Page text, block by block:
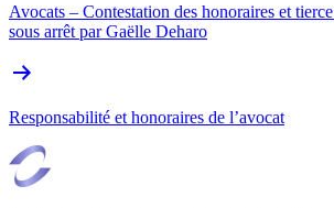
Avocats – Contestation des honoraires et
sous arrêt par Gaëlle Deharo
Responsabilité et honoraires de l’avocat